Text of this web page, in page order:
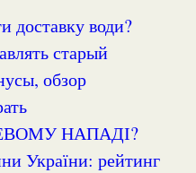
доставку води?
старый
НАПАДІ?